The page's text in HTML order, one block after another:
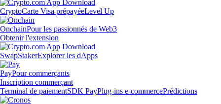
CryptoCarte Visa prépayéeLevel Up
OnchainPour les passionnés de Web3
Obtenir l'extension
SwapStakerExplorer les dApps
PayPour commerçants
Inscription commerçant
Terminal de paiementSDK PayPlug-ins e-commercePrédictions